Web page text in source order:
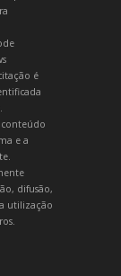
é
e a
difusão,
utilização